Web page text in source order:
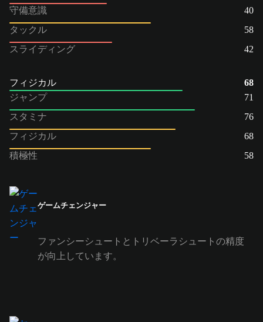
守備意識
40
タックル
58
スライディング
42
フィジカル
68
ジャンプ
71
スタミナ
76
フィジカル
68
積極性
58
ゲームチェンジャー
ファンシーシュートとトリベーラシュートの精度
が向上しています。